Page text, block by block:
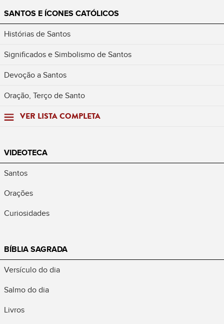
SANTOS E ÍCONES CATÓLICOS
Histórias de Santos
Significados e Simbolismo de Santos
Devoção a Santos
Oração, Terço de Santo
VER LISTA COMPLETA
VIDEOTECA
Santos
Orações
Curiosidades
BÍBLIA SAGRADA
Versículo do dia
Salmo do dia
Livros